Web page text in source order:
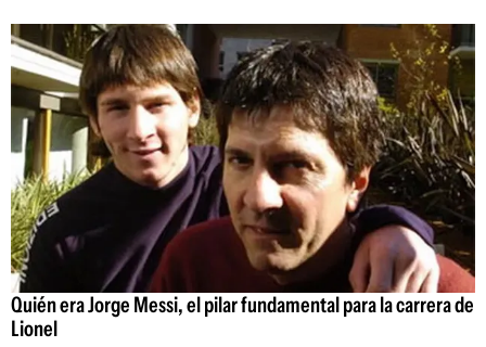
Quién era Jorge Messi, el pilar fundamental para la carrera de
Lionel